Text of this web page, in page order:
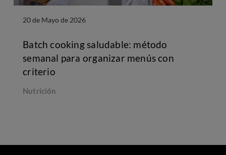
20 de Mayo de 2026
Batch cooking saludable: método
semanal para organizar menús con
criterio
Nutrición